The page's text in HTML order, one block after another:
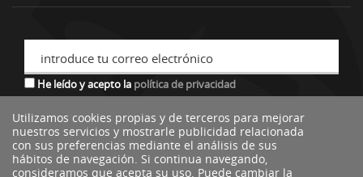
introduce tu correo electrónico
He leído y acepto la política de privacidad
*descuento no acumulable a otras ofertas o promociones.
Utilizamos cookies propias y de terceros para mejorar
nuestros servicios y mostrarle publicidad relacionada
con sus preferencias mediante el análisis de sus
hábitos de navegación. Si continua navegando,
consideramos que acepta su uso. Puede cambiar la